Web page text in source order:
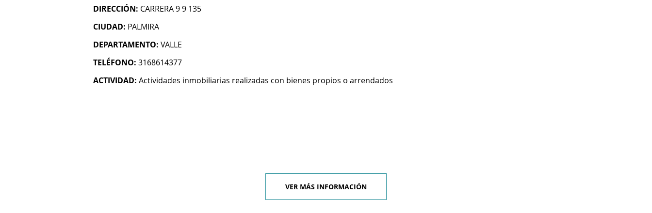
DIRECCIÓN: CARRERA 9 9 135
CIUDAD: PALMIRA
DEPARTAMENTO: VALLE
TELÉFONO: 3168614377
ACTIVIDAD: Actividades inmobiliarias realizadas con bienes propios o arrendados
VER MÁS INFORMACIÓN